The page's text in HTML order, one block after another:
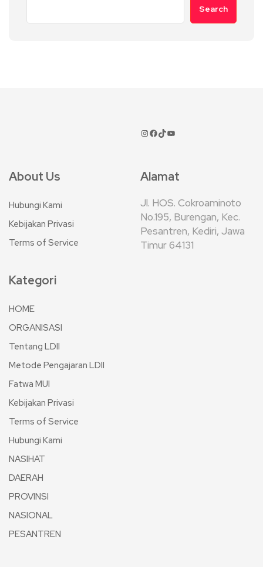
Search
About Us
Hubungi Kami
Kebijakan Privasi
Terms of Service
Alamat
Jl. HOS. Cokroaminoto
No.195, Burengan, Kec.
Pesantren, Kediri, Jawa
Timur 64131
Kategori
HOME
ORGANISASI
Tentang LDII
Metode Pengajaran LDII
Fatwa MUI
Kebijakan Privasi
Terms of Service
Hubungi Kami
NASIHAT
DAERAH
PROVINSI
NASIONAL
PESANTREN